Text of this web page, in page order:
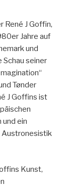
René J Goffin,
Jahre auf
und
seiner
Tønder
J Goffins ist
und ein
Austronesistik
Kunst,